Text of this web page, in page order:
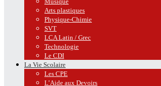
Arts plastiques
Physique-Chimie
SVT
LCA Latin / Grec
Technologie
Le CDI
La Vie Scolaire
Les CPE
L’Aide aux Devoirs